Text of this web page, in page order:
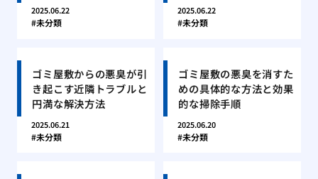
2025.06.22
未分類
2025.06.22
未分類
ゴミ屋敷からの悪臭が引
き起こす近隣トラブルと
円満な解決方法
2025.06.21
未分類
ゴミ屋敷の悪臭を消すた
めの具体的な方法と効果
的な掃除手順
2025.06.20
未分類